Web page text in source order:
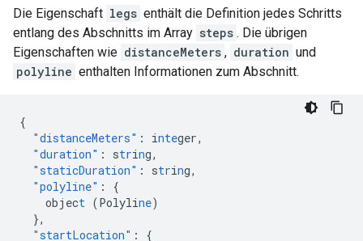
Die Eigenschaft legs enthält die Definition jedes Schritts
entlang des Abschnitts im Array steps . Die übrigen
Eigenschaften wie distanceMeters , duration und
polyline enthalten Informationen zum Abschnitt.
{
"distanceMeters" : integer,
"duration" : string,
"staticDuration" : string,
"polyline" :
{
object (Polyline)
},
"startLocation" :
{